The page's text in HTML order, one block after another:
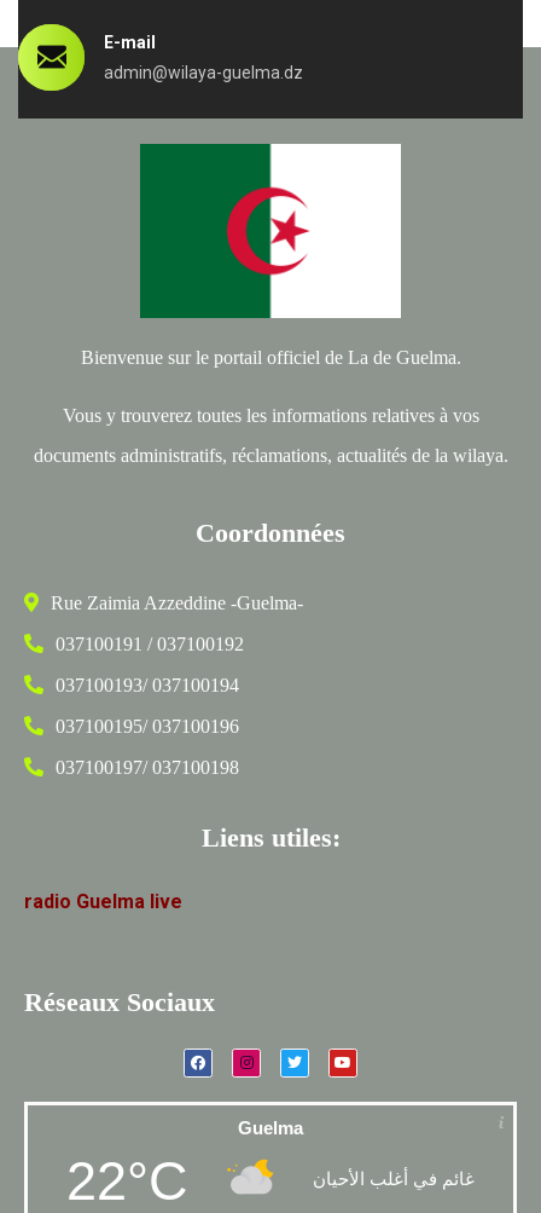
E-mail
admin@wilaya-guelma.dz
Bienvenue sur le portail officiel de La de Guelma.
Vous y trouverez toutes les informations relatives à vos
documents administratifs, réclamations, actualités de la wilaya.
Coordonnées
Rue Zaimia Azzeddine -Guelma-
037100191 / 037100192
037100193/ 037100194
037100195/ 037100196
037100197/ 037100198
Liens utiles:
radio Guelma live
Réseaux Sociaux
Guelma
22°C غائم في أغلب الأحيان